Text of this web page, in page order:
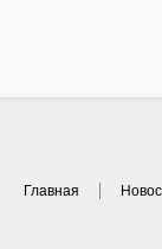
Главная